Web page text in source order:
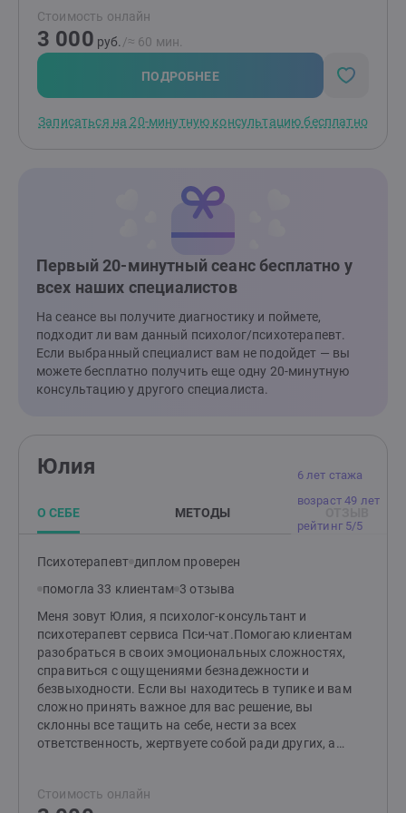
самостоятельно. С опорой на себя самого.
Стоимость онлайн
3 000 руб. /≈ 60 мин.
ПОДРОБНЕЕ
Записаться на 20-минутную консультацию бесплатно
Первый 20-минутный сеанс бесплатно у
всех наших специалистов
На сеансе вы получите диагностику и поймете,
подходит ли вам данный психолог/психотерапевт.
Если выбранный специалист вам не подойдет — вы
можете бесплатно получить еще одну 20-минутную
консультацию у другого специалиста.
6 лет стажа
возраст 49 лет
рейтинг 5/5
Юлия
О СЕБЕ МЕТОДЫ
Психотерапевт диплом проверен
помогла 33 клиентам 3 отзыва
Меня зовут Юлия, я психолог-консультант и
психотерапевт сервиса Пси-чат.Помогаю клиентам
разобраться в своих эмоциональных сложностях,
справиться с ощущениями безнадежности и
безвыходности. Если вы находитесь в тупике и вам
сложно принять важное для вас решение, вы
склонны все тащить на себе, нести за всех
ответственность, жертвуете собой ради других, а
настроение, вас одолевает бессонница, чувство
Стоимость онлайн